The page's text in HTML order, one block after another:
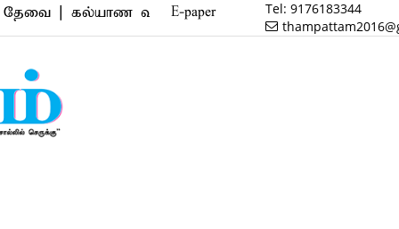
| கல்யாண வரன் | மருத்துவம் | வணிகம் | பைனான்ஸ் |
E-paper Tel: 9176183344